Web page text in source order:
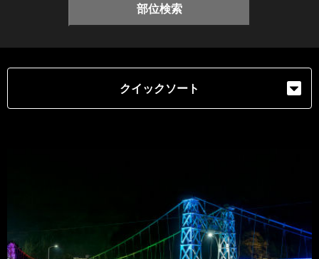
部位検索
クイックソート